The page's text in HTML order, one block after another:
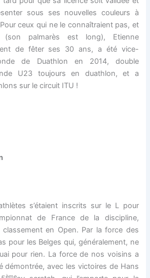
sous ses nouvelles couleurs à
ceux qui ne le connaîtraient pas, et
palmarès est long), Etienne
de fêter ses 30 ans, a été vice-
de Duathlon en 2014, double
U23 toujours en duathlon, et a
sur le circuit ITU !
s’étaient inscrits sur le L pour
de France de la discipline,
classement en Open. Par la force des
pour les Belges qui, généralement, ne
pour rien. La force de nos voisins a
démontrée, avec les victoires de Hans
ème